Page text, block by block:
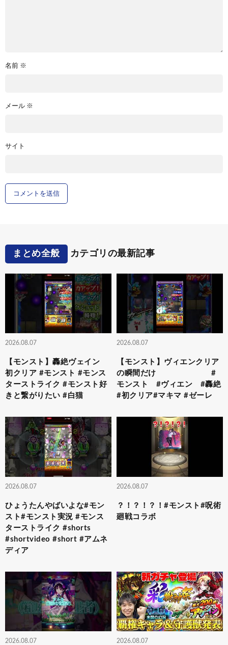
名前 ※
メール ※
サイト
まとめ全般 カテゴリの最新記事
2026.08.07
【モンスト】轟絶ヴェイン
初クリア #モンスト #モンス
ターストライク #モンスト好
きと繋がりたい #白猫
2026.08.07
【モンスト】ヴィエンクリア
の瞬間だけ #
モンスト #ヴィエン #轟絶
#初クリア#マキマ #ゼーレ
2026.08.07
ひょうたんやばいよな#モン
スト#モンスト実況 #モンス
ターストライク #shorts
#shortvideo #short #アムネ
ディア
2026.08.07
？！？！？！#モンスト#呪術
廻戦コラボ
2026.08.07 2026.08.07